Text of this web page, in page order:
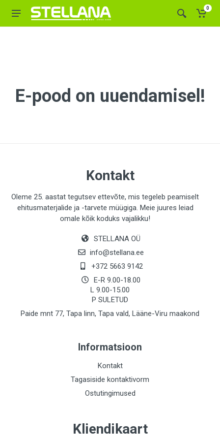
0
E-pood on uuendamisel!
Kontakt
Oleme 25. aastat tegutsev ettevõte, mis tegeleb peamiselt
ehitusmaterjalide ja -tarvete müügiga. Meie juures leiad
omale kõik koduks vajalikku!
STELLANA OÜ
info@stellana.ee
+372 5663 9142
E-R 9.00-18.00
L 9.00-15.00
P SULETUD
Paide mnt 77, Tapa linn, Tapa vald, Lääne-Viru maakond
Informatsioon
Kontakt
Tagasiside kontaktivorm
Ostutingimused
Kliendikaart